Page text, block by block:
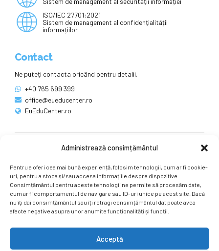
Administrează consimțământul
Pentru a oferi cea mai bună experiență, folosim tehnologii, cum ar fi cookie-
uri, pentru a stoca și/sau accesa informațiile despre dispozitive.
Consimțământul pentru aceste tehnologii ne permite să procesăm date,
cum ar fi comportamentul de navigare sau ID-uri unice pe acest site. Dacă
nu îți dai consimțământul sau îți retragi consimțământul dat poate avea
afecte negative asupra unor anumite funcționalități și funcții.
Acceptă
ISO/IEC 27701:2021
Sistem de management al confidențialității
informațiilor
Contact
Ne puteți contacta oricând pentru detalii.
+40 765 699 399
office@eueducenter.ro
EuEduCenter.ro
Ne puteți găsi și pe rețelele sociale.